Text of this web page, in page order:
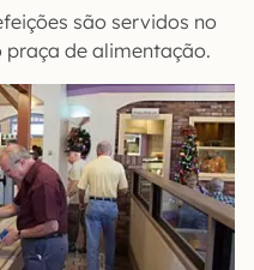
são servidos no
praça de alimentação.